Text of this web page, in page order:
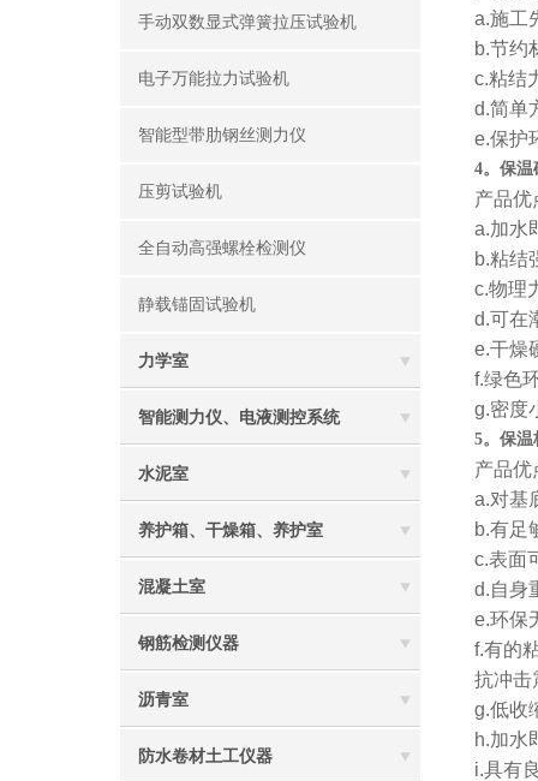
手动双数显式弹簧拉压试验机
电子万能拉力试验机
智能型带肋钢丝测力仪
压剪试验机
全自动高强螺栓检测仪
静载锚固试验机
力学室
智能测力仪、电液测控系统
水泥室
养护箱、干燥箱、养护室
混凝土室
钢筋检测仪器
沥青室
防水卷材土工仪器
a.施工
b.节约
c.粘结
d.简单
e.保护
4。保温
产品优
a.加水
b.粘结
c.物理
d.可在
e.干燥
f.绿色
g.密度
5。保温
产品优
a.对基
b.有足
c.表面
d.自身
e.环保
f.有的
抗冲击
g.低收
h.加水
i.具有